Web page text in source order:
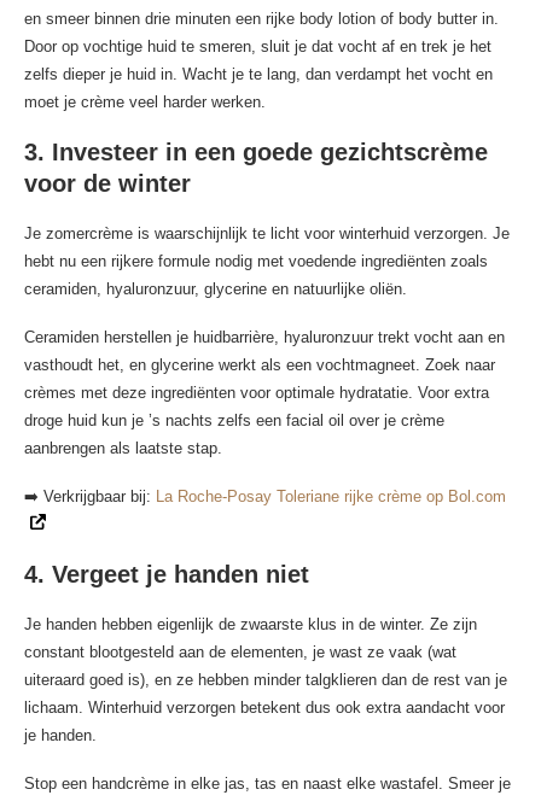
en smeer binnen drie minuten een rijke body lotion of body butter in.
Door op vochtige huid te smeren, sluit je dat vocht af en trek je het
zelfs dieper je huid in. Wacht je te lang, dan verdampt het vocht en
moet je crème veel harder werken.
3. Investeer in een goede gezichtscrème
voor de winter
Je zomercrème is waarschijnlijk te licht voor winterhuid verzorgen. Je
hebt nu een rijkere formule nodig met voedende ingrediënten zoals
ceramiden, hyaluronzuur, glycerine en natuurlijke oliën.
Ceramiden herstellen je huidbarrière, hyaluronzuur trekt vocht aan en
vasthoudt het, en glycerine werkt als een vochtmagneet. Zoek naar
crèmes met deze ingrediënten voor optimale hydratatie. Voor extra
droge huid kun je ’s nachts zelfs een facial oil over je crème
aanbrengen als laatste stap.
➡️ Verkrijgbaar bij: La Roche-Posay Toleriane rijke crème op Bol.com
4. Vergeet je handen niet
Je handen hebben eigenlijk de zwaarste klus in de winter. Ze zijn
constant blootgesteld aan de elementen, je wast ze vaak (wat
uiteraard goed is), en ze hebben minder talgklieren dan de rest van je
lichaam. Winterhuid verzorgen betekent dus ook extra aandacht voor
je handen.
Stop een handcrème in elke jas, tas en naast elke wastafel. Smeer je